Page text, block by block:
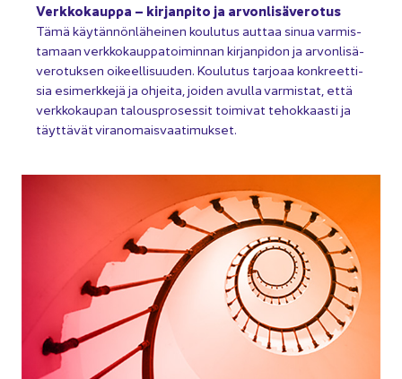
Verk­ko­kaup­pa – kir­jan­pi­to ja ar­von­li­sä­ve­ro­tus
Tämä käy­tän­nön­lä­hei­nen kou­lu­tus aut­taa sinua var­mis­
ta­maan verk­ko­kaup­pa­toi­min­nan kir­jan­pi­don ja ar­von­li­sä­
ve­ro­tuk­sen oi­keel­li­suu­den. Kou­lu­tus tar­jo­aa kon­kreet­ti­
sia esi­merk­ke­jä ja oh­jei­ta, joi­den avul­la var­mis­tat, että
verk­ko­kau­pan ta­lous­pro­ses­sit toi­mi­vat te­hok­kaas­ti ja
täyt­tä­vät vi­ran­omais­vaa­ti­muk­set.